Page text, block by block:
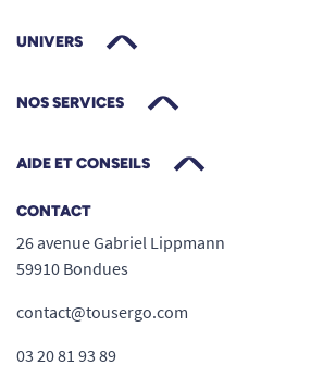
UNIVERS
NOS SERVICES
AIDE ET CONSEILS
CONTACT
26 avenue Gabriel Lippmann
59910 Bondues
contact@tousergo.com
03 20 81 93 89